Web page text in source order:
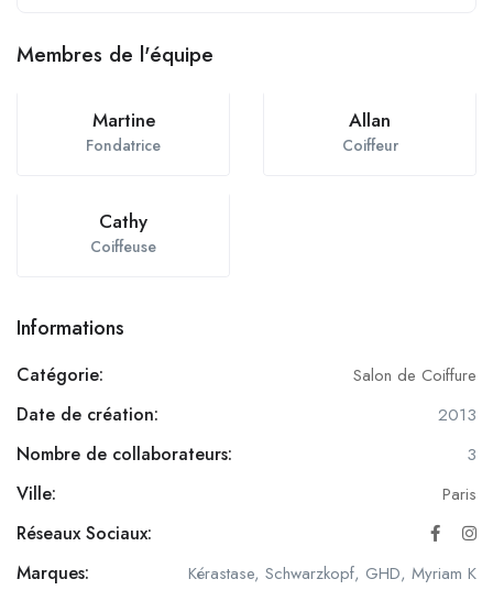
Membres de l'équipe
Martine
Fondatrice
Allan
Coiffeur
Cathy
Coiffeuse
Informations
Catégorie: Salon de Coiffure
Date de création: 2013
Nombre de collaborateurs: 3
Ville: Paris
Réseaux Sociaux:
Marques:
Kérastase, Schwarzkopf, GHD, Myriam K